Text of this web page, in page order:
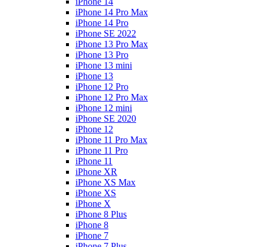
iPhone 14 Pro Max
iPhone 14 Pro
iPhone SE 2022
iPhone 13 Pro Max
iPhone 13 Pro
iPhone 13 mini
iPhone 13
iPhone 12 Pro
iPhone 12 Pro Max
iPhone 12 mini
iPhone SE 2020
iPhone 12
iPhone 11 Pro Max
iPhone 11 Pro
iPhone 11
iPhone XR
iPhone XS Max
iPhone XS
iPhone X
iPhone 8 Plus
iPhone 8
iPhone 7